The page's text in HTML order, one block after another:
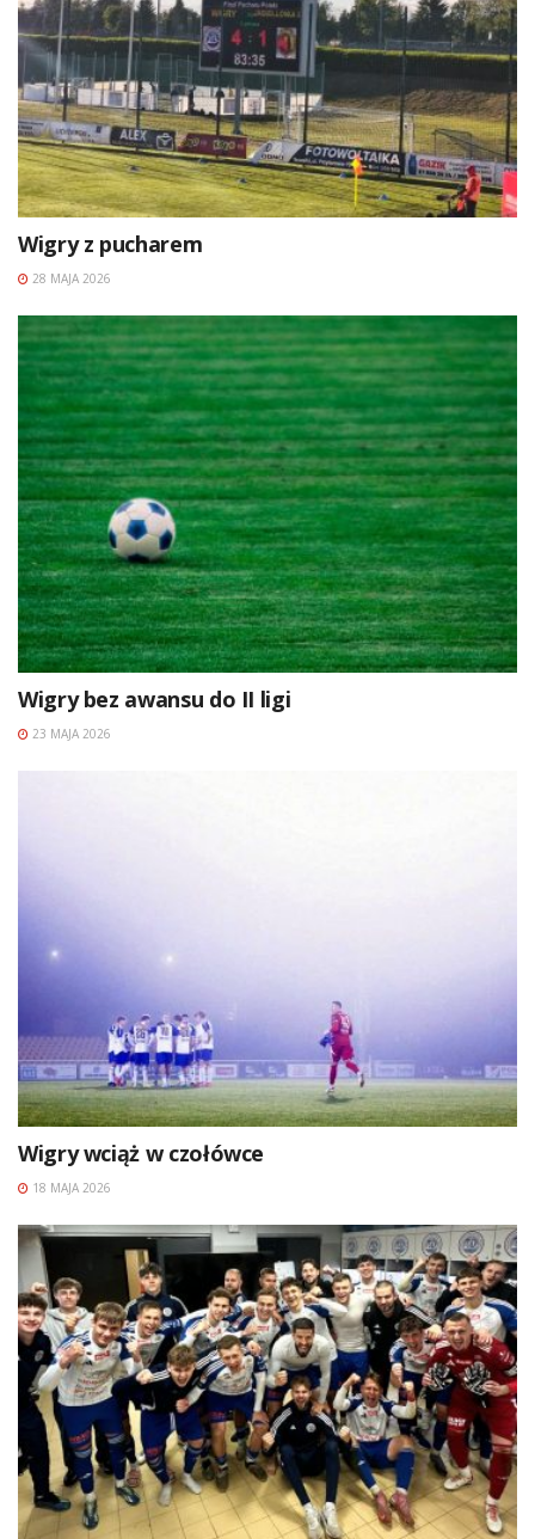
Wigry z pucharem
28 MAJA 2026
Wigry bez awansu do II ligi
23 MAJA 2026
Wigry wciąż w czołówce
18 MAJA 2026